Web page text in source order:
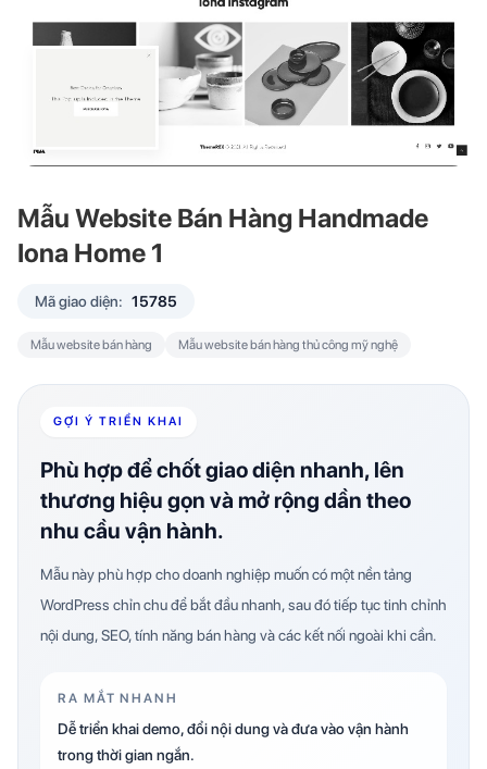
Mẫu Website Bán Hàng Handmade
Iona Home 1
Mã giao diện: 15785
Mẫu website bán hàng Mẫu website bán hàng thủ công mỹ nghệ
GỢI Ý TRIỂN KHAI
Phù hợp để chốt giao diện nhanh, lên
thương hiệu gọn và mở rộng dần theo
nhu cầu vận hành.
Mẫu này phù hợp cho doanh nghiệp muốn có một nền tảng
WordPress chỉn chu để bắt đầu nhanh, sau đó tiếp tục tinh chỉnh
nội dung, SEO, tính năng bán hàng và các kết nối ngoài khi cần.
RA MẮT NHANH
Dễ triển khai demo, đổi nội dung và đưa vào vận hành
trong thời gian ngắn.